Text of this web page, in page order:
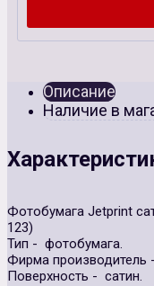
Описание
Наличие в
Фотобумага Jetprint
123)
Тип - фотобумага.
Фирма производитель
Поверхность - сатин.